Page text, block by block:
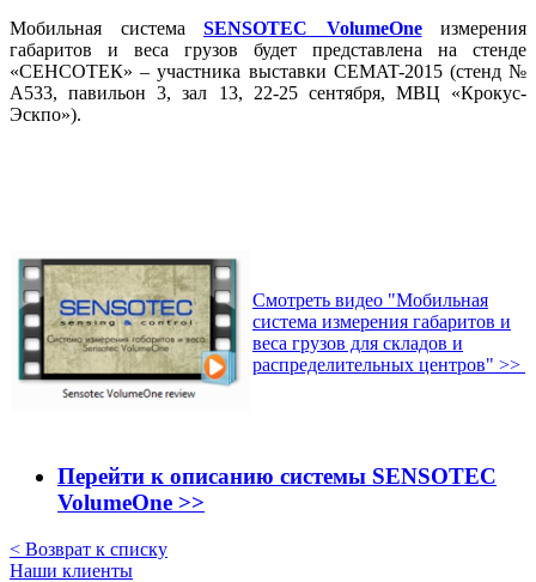
Мобильная система SENSOTEC VolumeOneизмерения
габаритов и веса грузов будет представлена на стенде
«СЕНСОТЕК» – участника выставки СЕMAT-2015 (стенд №
A533, павильон 3, зал 13, 22-25 сентября, МВЦ «Крокус-
Эскпо»).
Смотреть видео "Мобильная
система измерения габаритов и
веса грузов для складов и
распределительных центров" >>
Перейти к описанию системы SENSOTEC
VolumeOne >>
< Возврат к списку
Наши клиенты